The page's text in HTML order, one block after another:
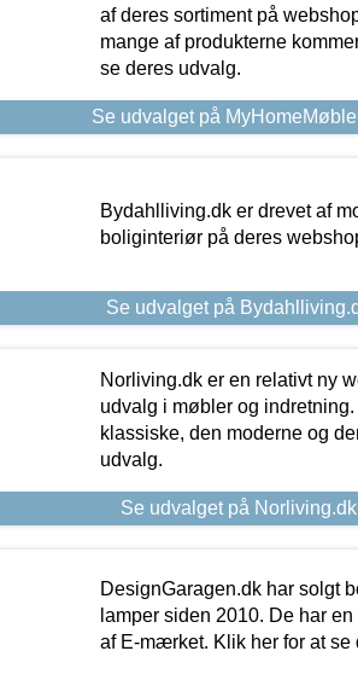
af deres sortiment på
mange af produkterne
se deres udvalg.
Se udvalget på
Bydahlliving.dk er drevet af
boliginteriør på deres
Se udvalget på
Norliving.dk er en relativt ny
udvalg i møbler og
klassiske, den moderne og
udvalg.
Se udvalget på Norliving.dk
DesignGaragen.dk har solgt
lamper siden 2010. De har
af E-mærket. Klik her for at se